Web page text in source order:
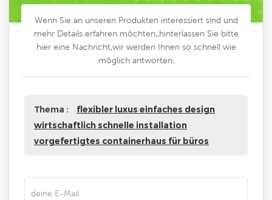
Wenn Sie an unseren Produkten interessiert sind und
mehr Details erfahren möchten,,hinterlassen Sie bitte
hier eine Nachricht,wir werden Ihnen so schnell wie
möglich antworten.
Thema :
flexibler luxus einfaches design
wirtschaftlich schnelle installation
vorgefertigtes containerhaus für büros